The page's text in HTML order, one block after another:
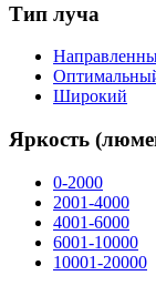
Тип луча
Широкий
Яркость
0-2000
2001-4000
4001-6000
6001-10000
10001-20000